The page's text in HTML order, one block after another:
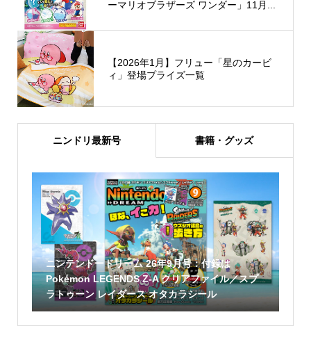
ーマリオブラザーズ ワンダー」11月...
【2026年1月】フリュー「星のカービ
ィ」登場プライズ一覧
ニンドリ最新号 書籍・グッズ
ニンテンドードリーム 26年9月号：付録は
Pokémon LEGENDS Z-A クリアファイル／スプ
ラトゥーン レイダース オタカラシール